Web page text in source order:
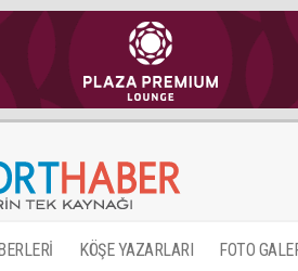
KÖŞE YAZARLARI FOTO